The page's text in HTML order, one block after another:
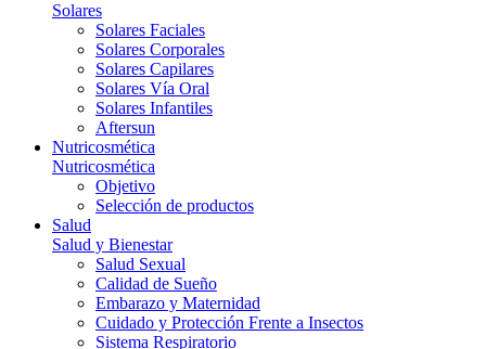
Solares
Solares Faciales
Solares Corporales
Solares Capilares
Solares Vía Oral
Solares Infantiles
Aftersun
Nutricosmética
Nutricosmética
Objetivo
Selección de productos
Salud
Salud y Bienestar
Salud Sexual
Calidad de Sueño
Embarazo y Maternidad
Cuidado y Protección Frente a Insectos
Sistema Respiratorio